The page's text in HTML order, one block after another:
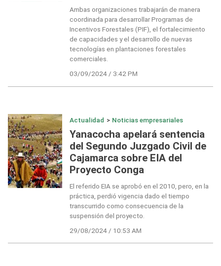
Ambas organizaciones trabajarán de manera
coordinada para desarrollar Programas de
Incentivos Forestales (PIF), el fortalecimiento
de capacidades y el desarrollo de nuevas
tecnologías en plantaciones forestales
comerciales.
03/09/2024 / 3:42 PM
Actualidad > Noticias empresariales
Yanacocha apelará sentencia
del Segundo Juzgado Civil de
Cajamarca sobre EIA del
Proyecto Conga
El referido EIA se aprobó en el 2010, pero, en la
práctica, perdió vigencia dado el tiempo
transcurrido como consecuencia de la
suspensión del proyecto.
29/08/2024 / 10:53 AM